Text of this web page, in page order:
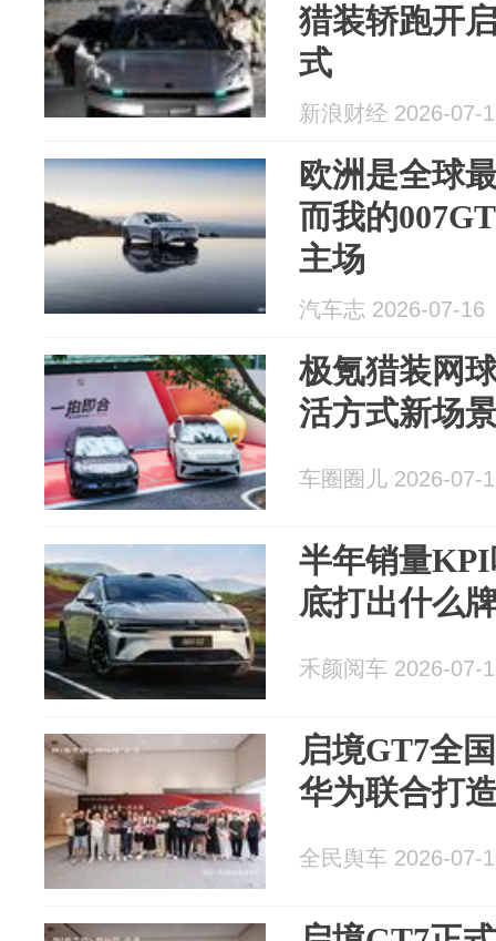
猎装轿跑开
式
新浪财经 2026-07-
欧洲是全球
而我的
主场
汽车志 2026-07-16
极氪猎装网
活方式新场
车圈圈儿 2026-07-
半年销量
底打出什么
禾颜阅车 2026-07-
启境GT7全
华为联合打
全民舆车 2026-07-